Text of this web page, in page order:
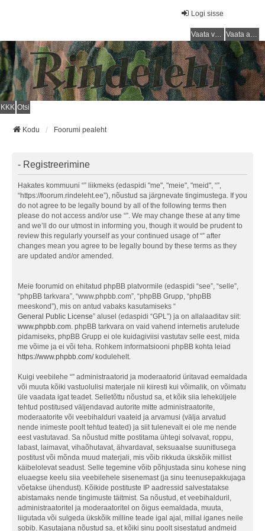
Logi sisse
Vaata vastamata teemasi Vaata aktiivseid teemasid
KKK Otsi
Kodu Foorumi pealeht
- Registreerimine
Hakates kommuuni “” liikmeks (edaspidi "me", "meie", "meid", “”,
“https://foorum.rindeleht.ee”), nõustud sa järgnevate tingimustega. If you
do not agree to be legally bound by all of the following terms then
please do not access and/or use “”. We may change these at any time
and we’ll do our utmost in informing you, though it would be prudent to
review this regularly yourself as your continued usage of “” after
changes mean you agree to be legally bound by these terms as they
are updated and/or amended.
Meie foorumid on ehitatud phpBB platvormile (edaspidi “see”, “selle”,
“phpBB tarkvara”, “www.phpbb.com”, “phpBB Grupp, “phpBB
meeskond”), mis on antud vabaks kasutamiseks “
General Public License” alusel (edaspidi “GPL”) ja on allalaaditav siit:
www.phpbb.com. phpBB tarkvara on vaid vahend internetis arutelude
pidamiseks, phpBB Grupp ei ole kuidagiviisi vastutav selle eest, mida
me võime ja ei või teha. Rohkem informatsiooni phpBB kohta leiad
https://www.phpbb.com/kodulehelt.
Kuigi veebilehe “” administraatorid ja moderaatorid üritavad eemaldada
või muuta kõiki vastuolulisi materjale nii kiiresti kui võimalik, on võimatu
üle vaadata igat teadet. Selletõttu nõustud sa, et kõik siia leheküljele
tehtud postitused väljendavad autorite mitte administraatorite,
moderaatorite või veebihalduri vaateid ja arvamusi (välja arvatud
nende inimeste poolt tehtud teated) ja siit tulenevalt ei ole me nende
eest vastutavad. Sa nõustud mitte postitama ühtegi solvavat, roppu,
labast, laimavat, vihaõhutavat, ähvardavat, seksuaalse suunitlusega
postitust või mõnda muud materjali, mis võib rikkuda ükskõik millist
käibelolevat seadust. Selle tegemine võib põhjustada sinu kohese ning
eluaegse keelu siia veebilehele sisenemast (ja sinu teenusepakkujaga
võetakse ühendust). Kõikide postituste IP aadressid salvestatakse
abistamaks nende tingimuste täitmist. Sa nõustud, et veebihalduril,
administraatoritel ja moderaatoritel on õigus eemaldada, muuta,
liigutada või sulgeda ükskõik milline teade igal ajal, millal iganes neile
sobib. Kasutajana nõustud sa, et kõiki sinu poolt sisestatud andmeid